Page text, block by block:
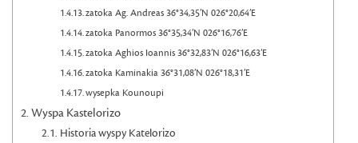
zatoka Ag. Andreas 36°34,35’N 026°20,64’E
zatoka Panormos 36°35,34’N 026°16,76’E
zatoka Aghios Ioannis 36°32,83’N 026°16,63’E
zatoka Kaminakia 36°31,08’N 026°18,31’E
wysepka Kounoupi
Wyspa Kastelorizo
Historia wyspy Katelorizo